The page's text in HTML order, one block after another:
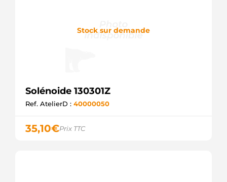
Stock sur demande
Solénoide 130301Z
Ref. AtelierD : 40000050
35,10€Prix TTC